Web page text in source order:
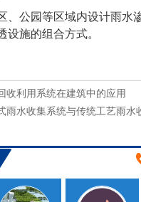
、公园等区域内设计雨水
设施的组合方式。
收利用系统在建筑中的应用
雨水收集系统与传统工艺雨水